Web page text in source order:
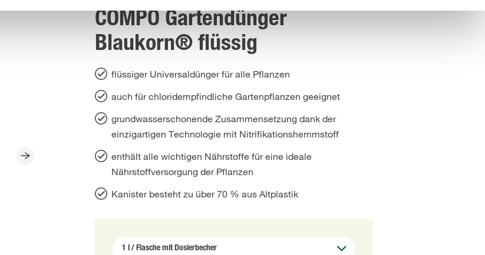
COMPO Gartendünger
Blaukorn® flüssig
flüssiger Universaldünger für alle Pflanzen
auch für chloridempfindliche Gartenpflanzen geeignet
grundwasserschonende Zusammensetzung dank der
einzigartigen Technologie mit Nitrifikationshemmstoff
enthält alle wichtigen Nährstoffe für eine ideale
Nährstoffversorgung der Pflanzen
Kanister besteht zu über 70 % aus Altplastik